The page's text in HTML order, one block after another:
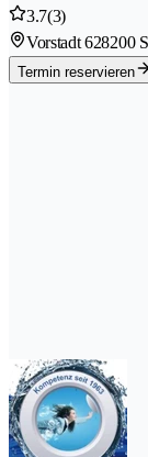
3.7(3)
Vorstadt 628200
Termin reservieren